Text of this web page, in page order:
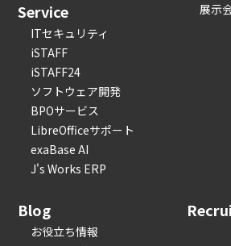
Service
ITセキュリティ
iSTAFF
iSTAFF24
ソフトウェア開発
BPOサービス
LibreOfficeサポート
exaBase AI
J's Works ERP
展示
Blog
お役立ち情報